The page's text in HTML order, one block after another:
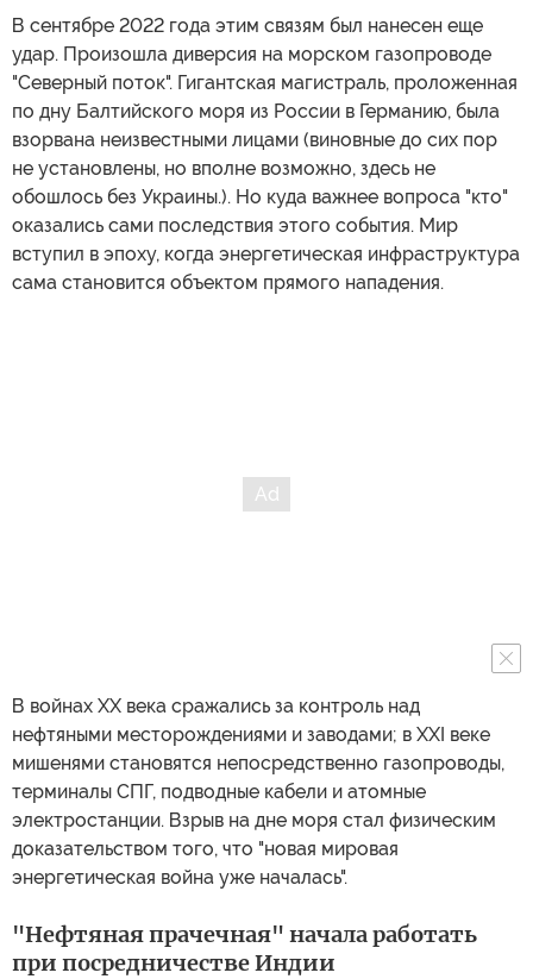
В сентябре 2022 года этим связям был нанесен еще
удар. Произошла диверсия на морском газопроводе
"Северный поток". Гигантская магистраль, проложенная
по дну Балтийского моря из России в Германию, была
взорвана неизвестными лицами (виновные до сих пор
не установлены, но вполне возможно, здесь не
обошлось без Украины.). Но куда важнее вопроса "кто"
оказались сами последствия этого события. Мир
вступил в эпоху, когда энергетическая инфраструктура
сама становится объектом прямого нападения.
В войнах XX века сражались за контроль над
нефтяными месторождениями и заводами; в XXI веке
мишенями становятся непосредственно газопроводы,
терминалы СПГ, подводные кабели и атомные
электростанции. Взрыв на дне моря стал физическим
доказательством того, что "новая мировая
энергетическая война уже началась".
"Нефтяная прачечная" начала работать
при посредничестве Индии